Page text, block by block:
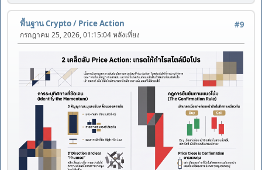
#9
พื้นฐาน Crypto/ Price Action
กรกฎาคม 25, 2026, 01:15:04 หลังเที่ยง